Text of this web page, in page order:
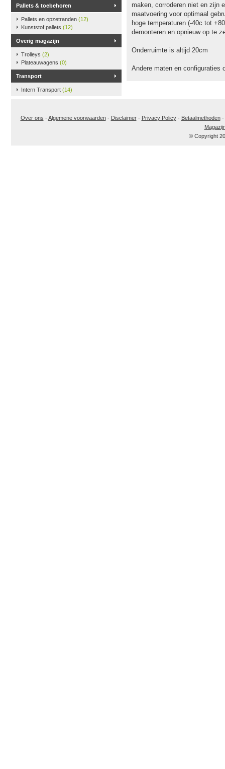
Pallets & toebehoren
Pallets en opzetranden (12)
Kunststof pallets (12)
Overig magazijn
Trolleys (2)
Plateauwagens (0)
Transport
Intern Transport (14)
maken, corroderen niet en zijn
maatvoering voor optimaal
hoge temperaturen (-40c tot
demonteren en opnieuw op te
Onderruimte is altijd 20cm
Andere maten en configuraties
Over ons -Algemene voorwaarden- Disclaimer- Privacy Policy- Betaalmethoden-
© Copyright